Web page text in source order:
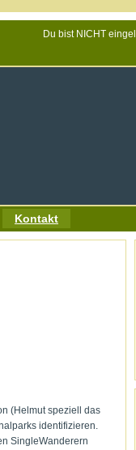
Du bist NICHT
Kontakt
(Helmut speziell das
identifizieren.
SingleWanderern